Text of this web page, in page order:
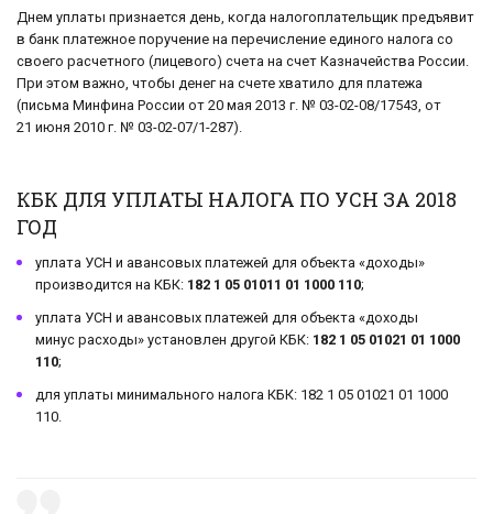
Днем уплаты признается день, когда налогоплательщик предъявит
в банк платежное поручение на перечисление единого налога со
своего расчетного (лицевого) счета на счет Казначейства России.
При этом важно, чтобы денег на счете хватило для платежа
(письма Минфина России от 20 мая 2013 г. № 03-02-08/17543, от
21 июня 2010 г. № 03-02-07/1-287).
КБК ДЛЯ УПЛАТЫ НАЛОГА ПО УСН ЗА 2018
ГОД
уплата УСН и авансовых платежей для объекта «доходы»
производится на КБК: 182 1 05 01011 01 1000 110;
уплата УСН и авансовых платежей для объекта «доходы
минус расходы» установлен другой КБК: 182 1 05 01021 01 1000
110;
для уплаты минимального налога КБК: 182 1 05 01021 01 1000
110.